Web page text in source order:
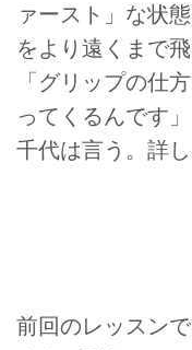
ァースト」な状
をより遠くまで
「グリップの仕
ってくるんです
千代は言う。詳
前回のレッスン